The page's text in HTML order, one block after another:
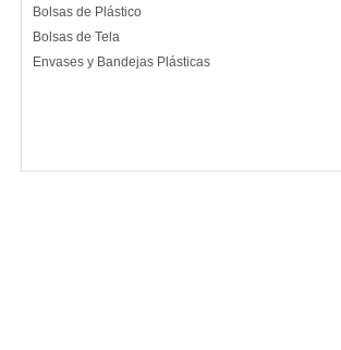
Bolsas de Plástico
Bolsas de Tela
Envases y Bandejas Plásticas